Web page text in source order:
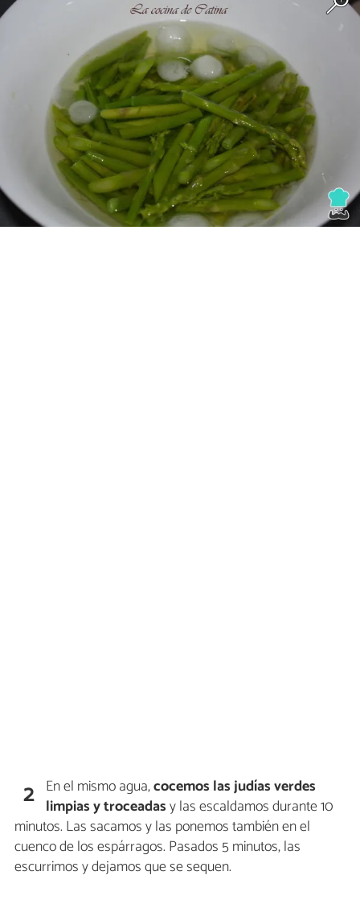
2 En el mismo agua,cocemos las judías verdes
limpias y troceadasy las escaldamos durante 10
minutos. Las sacamos y las ponemos también en el
cuenco de los espárragos. Pasados 5 minutos, las
escurrimos y dejamos que se sequen.